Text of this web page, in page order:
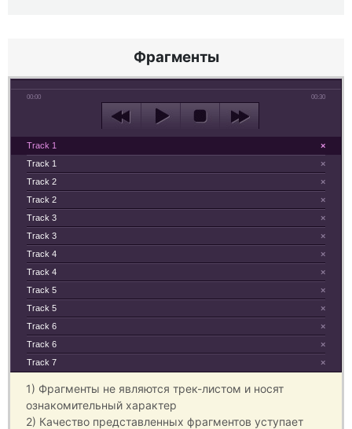
Фрагменты
00:00 00:30
×
Track 1
×
Track 1
×
Track 2
×
Track 2
×
Track 3
×
Track 3
×
Track 4
×
Track 4
×
Track 5
×
Track 5
×
Track 6
×
Track 6
×
Track 7
1) Фрагменты не являются трек-листом и носят
ознакомительный характер
2) Качество представленных фрагментов уступает